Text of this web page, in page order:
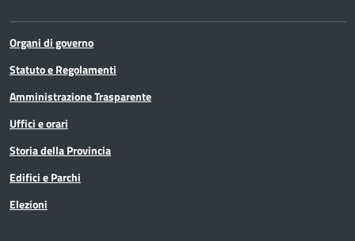
Organi di governo
Statuto e Regolamenti
Amministrazione Trasparente
Uffici e orari
Storia della Provincia
Edifici e Parchi
Elezioni